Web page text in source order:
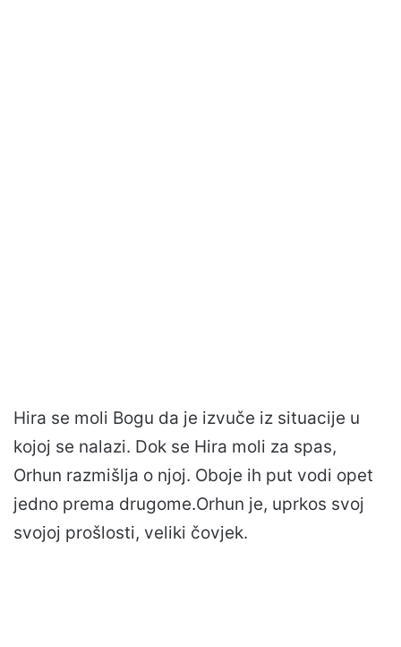
Hira se moli Bogu da je izvuče iz situacije u
kojoj se nalazi. Dok se Hira moli za spas,
Orhun razmišlja o njoj. Oboje ih put vodi opet
jedno prema drugome.Orhun je, uprkos svoj
svojoj prošlosti, veliki čovjek.